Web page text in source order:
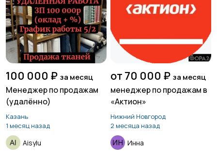
100 000 ₽ за месяц
Менеджер по продажам
(удалённо)
Казань
1 месяц назад
Aisylu
от 70 000 ₽ за месяц
менеджер по продажам в
«Актион»
Нижний Новгород
2 месяца назад
Инна